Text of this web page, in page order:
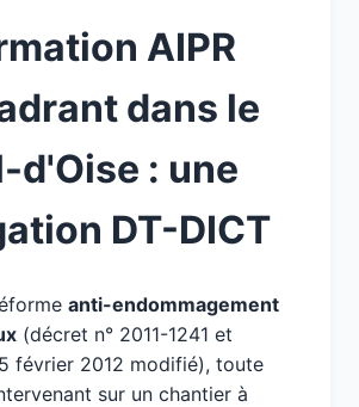
AIPR
dans le
d'Oise : une
DT-DICT
anti-endommagement
(décret n° 2011-1241 et
février 2012 modifié), toute
sur un chantier à